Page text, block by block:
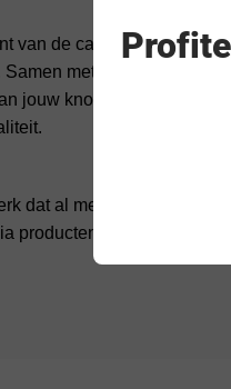
van de case geeft meer
met de precisie
jouw knoppen op de
dat al meer dan 10 jaar
producten binnen